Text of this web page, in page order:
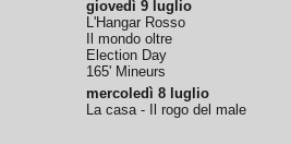
giovedì 9 luglio
L'Hangar Rosso
Il mondo oltre
Election Day
165' Mineurs
mercoledì 8 luglio
La casa - Il rogo del male